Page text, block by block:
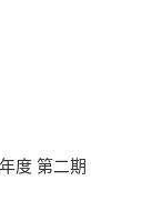
度 第二期